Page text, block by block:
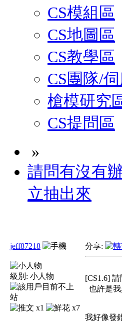
CS模組區
CS地圖區
CS教學區
CS團隊/
槍模研究
CS提問區
»
請問有沒有
立抽出來
jeff87218
級別: 小人物
x1 x7
分享:
[CS1.6]
也許是
我好像發